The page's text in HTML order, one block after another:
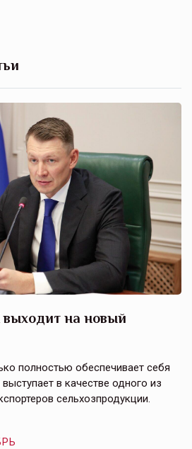
на новый
полностью обеспечивает себя
в качестве одного из
сельхозпродукции.